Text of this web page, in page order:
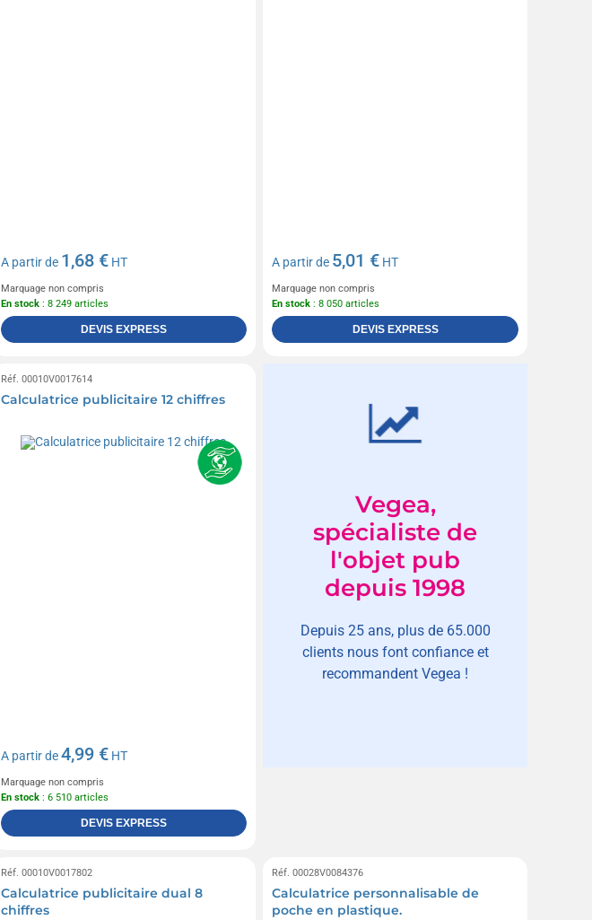
A partir de 1,68 €HT
Marquage non compris
En stock: 8 249 articles
DEVIS EXPRESS
A partir de 5,01 € HT
Marquage non compris
En stock : 8 050 articles
DEVIS EXPRESS
Réf. 00010V0017614
Calculatrice publicitaire 12 chiffres
A partir de4,99 €HT
Marquage non compris
En stock: 6 510 articles
DEVIS EXPRESS
Vegea,
spécialiste de
l'objet pub
depuis 1998
Depuis 25 ans, plus de 65.000
clients nous font confiance et
recommandent Vegea !
Réf. 00010V0017802
Calculatrice publicitaire dual 8
chiffres
Réf. 00028V0084376
Calculatrice personnalisable de
poche en plastique.